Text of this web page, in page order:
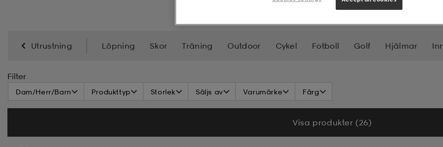
Utrustning Löpning Skor Träning Outdoor Cykel Fotboll Golf Hjälmar
Racketsport
Filter
Dam/Herr/Barn Produkttyp Storlek Säljs av Varumärke Färg
Visa produkter (26)